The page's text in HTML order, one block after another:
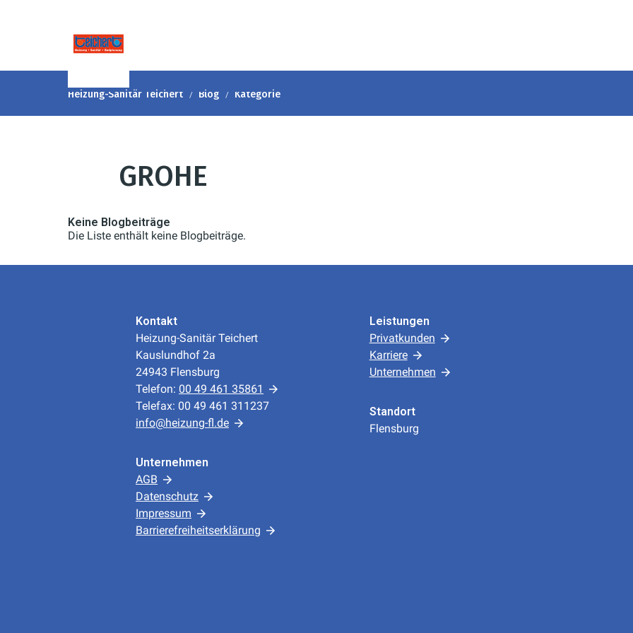
Heizung-Sanitär Teichert Blog Kategorie
GROHE
Keine Blogbeiträge
Die Liste enthält keine Blogbeiträge.
Kontakt
Heizung-Sanitär Teichert
Kauslundhof 2a
24943 Flensburg
Telefon: 00 49 461 35861
Telefax: 00 49 461 311237
info@heizung-fl.de
Unternehmen
AGB
Datenschutz
Impressum
Barrierefreiheitserklärung
Leistungen
Privatkunden
Karriere
Unternehmen
Standort
Flensburg